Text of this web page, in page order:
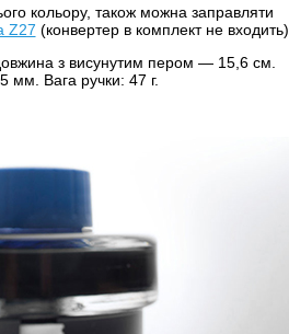
кольору, також можна заправляти
Z27 (конвертер в комплект не входить).
з висунутим пером — 15,6 см.
мм. Вага ручки: 47 г.